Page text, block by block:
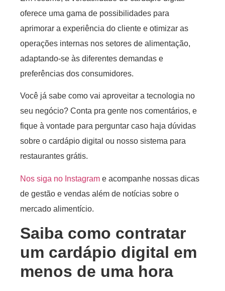
oferece uma gama de possibilidades para
aprimorar a experiência do cliente e otimizar as
operações internas nos setores de alimentação,
adaptando-se às diferentes demandas e
preferências dos consumidores.
Você já sabe como vai aproveitar a tecnologia no
seu negócio? Conta pra gente nos comentários, e
fique à vontade para perguntar caso haja dúvidas
sobre o cardápio digital ou nosso sistema para
restaurantes grátis.
Nos siga no Instagram e acompanhe nossas dicas
de gestão e vendas além de notícias sobre o
mercado alimentício.
Saiba como contratar
um cardápio digital em
menos de uma hora